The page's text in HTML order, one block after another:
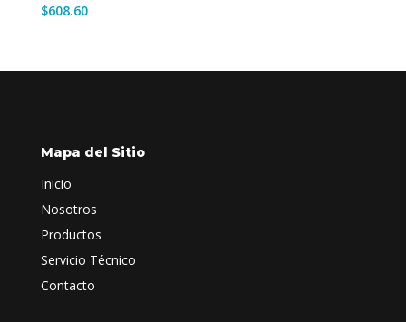
$608.60
Mapa del Sitio
Inicio
Nosotros
Productos
Servicio Técnico
Contacto